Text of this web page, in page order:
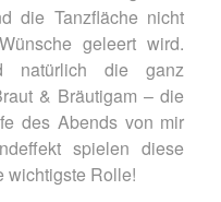
die Tanzfläche nicht
geleert wird.
natürlich die ganz
& Bräutigam – die
des Abends von mir
spielen diese
wichtigste Rolle!